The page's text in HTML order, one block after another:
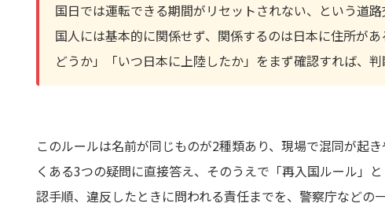
国日では運転できる期間がリセットされない、という道
国人には基本的に関係せず、関係するのは日本に住所が
どうか」「いつ日本に上陸したか」をまず確認すれば、判
このルールは名前が同じものが2種類あり、現場で混同が起
くある3つの疑問に直接答え、そのうえで「再入国ルール」
認手順、違反したときに問われる責任までを、警察庁などの